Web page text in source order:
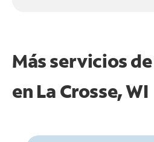
Más servicios
en La Crosse, WI